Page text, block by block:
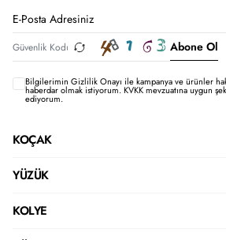
Abone Ol
Bilgilerimin Gizlilik Onayı ile kampanya ve ürünler
haberdar olmak istiyorum.KVKK mevzuatına uygun
ediyorum.
KOÇAK
YÜZÜK
KOLYE